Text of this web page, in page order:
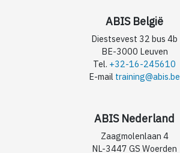
ABIS België
Diestsevest 32 bus 4b
BE-3000 Leuven
Tel. +32-16-245610
E-mail training@abis.be
ABIS Nederland
Zaagmolenlaan 4
NL-3447 GS Woerden